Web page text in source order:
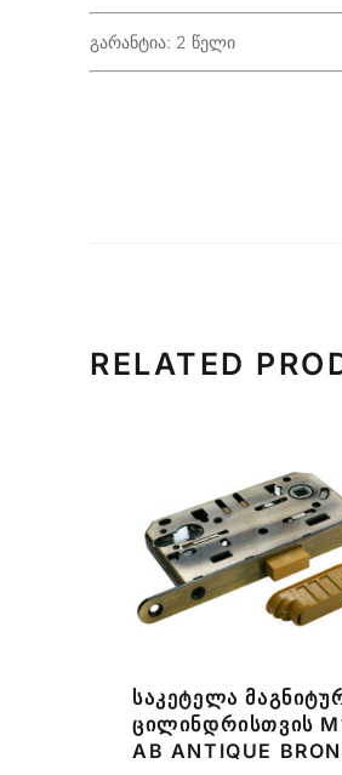
გარანტია: 2 წელი
RELATED
ᲡᲐᲙᲔᲢᲔᲚᲐ
ᲪᲘᲚᲘᲜᲓᲠᲘᲡᲗᲕᲘᲡ
AB ANTIQUE